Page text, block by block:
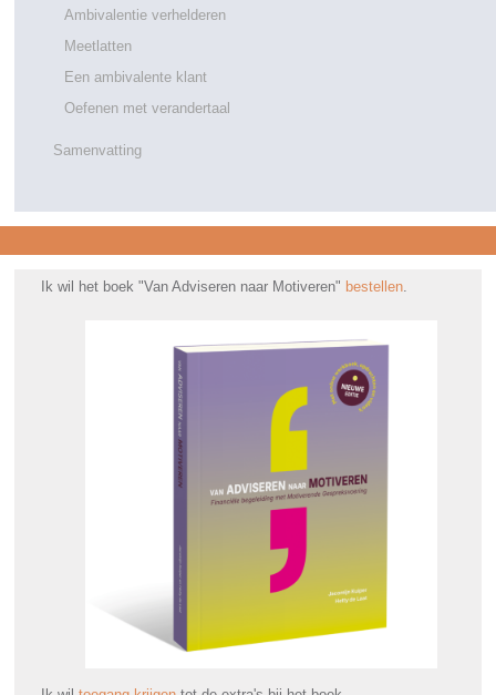
Ambivalentie verhelderen
Meetlatten
Een ambivalente klant
Oefenen met verandertaal
Samenvatting
Ik wil het boek "Van Adviseren naar Motiveren" bestellen